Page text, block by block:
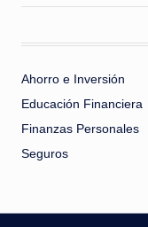
Ahorro e Inversión
Educación Financiera
Finanzas Personales
Seguros